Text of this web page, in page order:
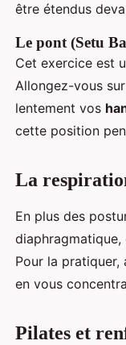
être étendus
Le pont (Setu
Cet exercice est
Allongez-vous
lentement vos
cette position
La
En plus des
Pour la
en vous
Pilates et